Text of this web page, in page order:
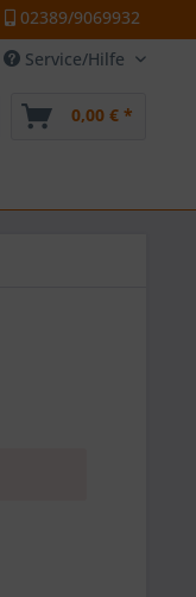
02389/9069932
Service/Hilfe
0,00 € *